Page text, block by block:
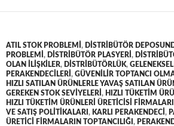
ATIL STOK PROBLEMI , DISTRIBÜTÖR
PROBLEMI , DISTRIBÜTÖR PLASYERI ,
OLAN ILIŞKILER, DISTRIBÜTÖRLÜK,
PERAKENDECILERI , GÜVENILIR TOPTANCI
HIZLI SATILAN ÜRÜNLERLE YAVAŞ SATILAN
GEREKEN STOK SEVIYELERI , HIZLI TÜKETIM
HIZLI TÜKETIM ÜRÜNLERI ÜRETICISI
VE SATIŞ POLITIKALARI , KARLI PERAKENDECI ,
ÜRETICI FIRMALARIN TOPTANCILIĞI ,